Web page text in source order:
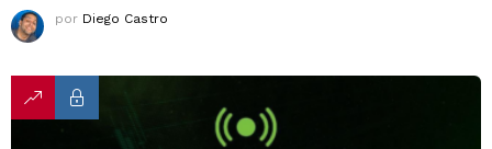
por Diego Castro